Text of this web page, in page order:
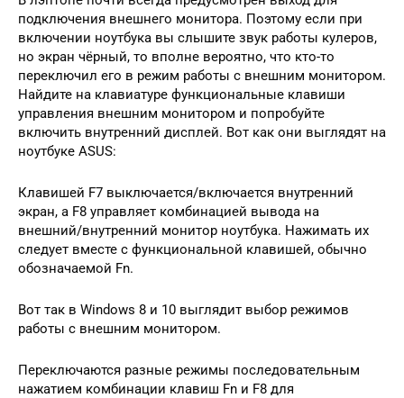
подключения внешнего монитора. Поэтому если при
включении ноутбука вы слышите звук работы кулеров,
но экран чёрный, то вполне вероятно, что кто-то
переключил его в режим работы с внешним монитором.
Найдите на клавиатуре функциональные клавиши
управления внешним монитором и попробуйте
включить внутренний дисплей. Вот как они выглядят на
ноутбуке ASUS:
Клавишей F7 выключается/включается внутренний
экран, а F8 управляет комбинацией вывода на
внешний/внутренний монитор ноутбука. Нажимать их
следует вместе с функциональной клавишей, обычно
обозначаемой Fn.
Вот так в Windows 8 и 10 выглядит выбор режимов
работы с внешним монитором.
Переключаются разные режимы последовательным
нажатием комбинации клавиш Fn и F8 для